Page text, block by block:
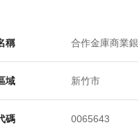
稱 合作金庫商業
域 新竹市
碼 0065643